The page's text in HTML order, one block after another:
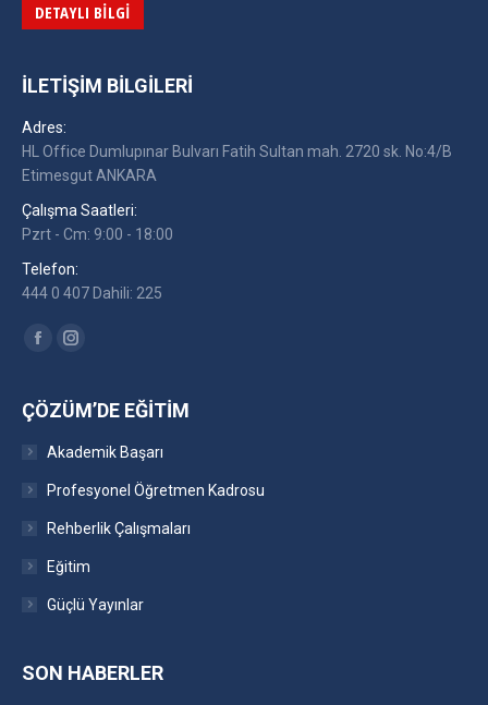
DETAYLI BILGI
İLETIŞIM BILGILERI
Adres:
HL Office Dumlupınar Bulvarı Fatih Sultan mah. 2720 sk. No:4/B
Etimesgut ANKARA
Çalışma Saatleri:
Pzrt - Cm: 9:00 - 18:00
Telefon:
444 0 407 Dahili: 225
Find us on:
FacebookInstagram
ÇÖZÜM’DE EĞITIM
Akademik Başarı
Profesyonel Öğretmen Kadrosu
Rehberlik Çalışmaları
Eğitim
Güçlü Yayınlar
SON HABERLER